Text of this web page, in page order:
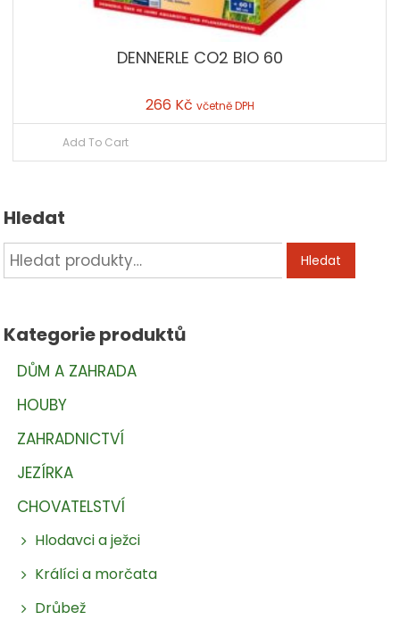
DENNERLE CO2 BIO 60
266 Kč včetně DPH
Add To Cart
Hledat
Hledat: Hledat
Kategorie produktů
DŮM A ZAHRADA
HOUBY
ZAHRADNICTVÍ
JEZÍRKA
CHOVATELSTVÍ
Hlodavci a ježci
Králíci a morčata
Drůbež